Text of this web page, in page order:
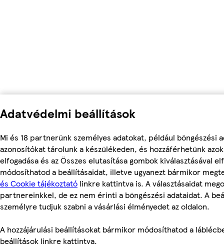
Adatvédelmi beállítások
Mi és 18 partnerünk személyes adatokat, például böngészési
azonosítókat tárolunk a készülékeden, és hozzáférhetünk
elfogadása és az Összes elutasítása gombok kiválasztásával
módosíthatod a beállításaidat, illetve ugyanezt bármikor
és Cookie tájékoztató linkre kattintva is. A választásaidat
partnereinkkel, de ez nem érinti a böngészési adataidat. A
személyre tudjuk szabni a vásárlási élményedet az oldalon.
A hozzájárulási beállításokat bármikor módosíthatod a
beállítások linkre kattintva.